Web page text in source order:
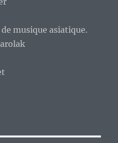
musique asiatique.